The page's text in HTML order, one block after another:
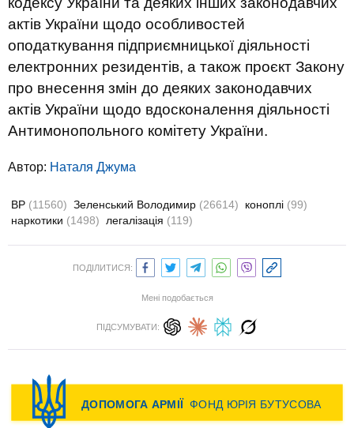
актів України щодо особливостей
оподаткування підприємницької діяльності
електронних резидентів, а також проєкт Закону
про внесення змін до деяких законодавчих
актів України щодо вдосконалення діяльності
Антимонопольного комітету України.
Автор: Наталя Джума
ВР (11560) Зеленський Володимир (26614) коноплі (99)
наркотики (1498) легалізація (119)
ПОДІЛИТИСЯ:
Мені подобається
ПІДСУМУВАТИ: